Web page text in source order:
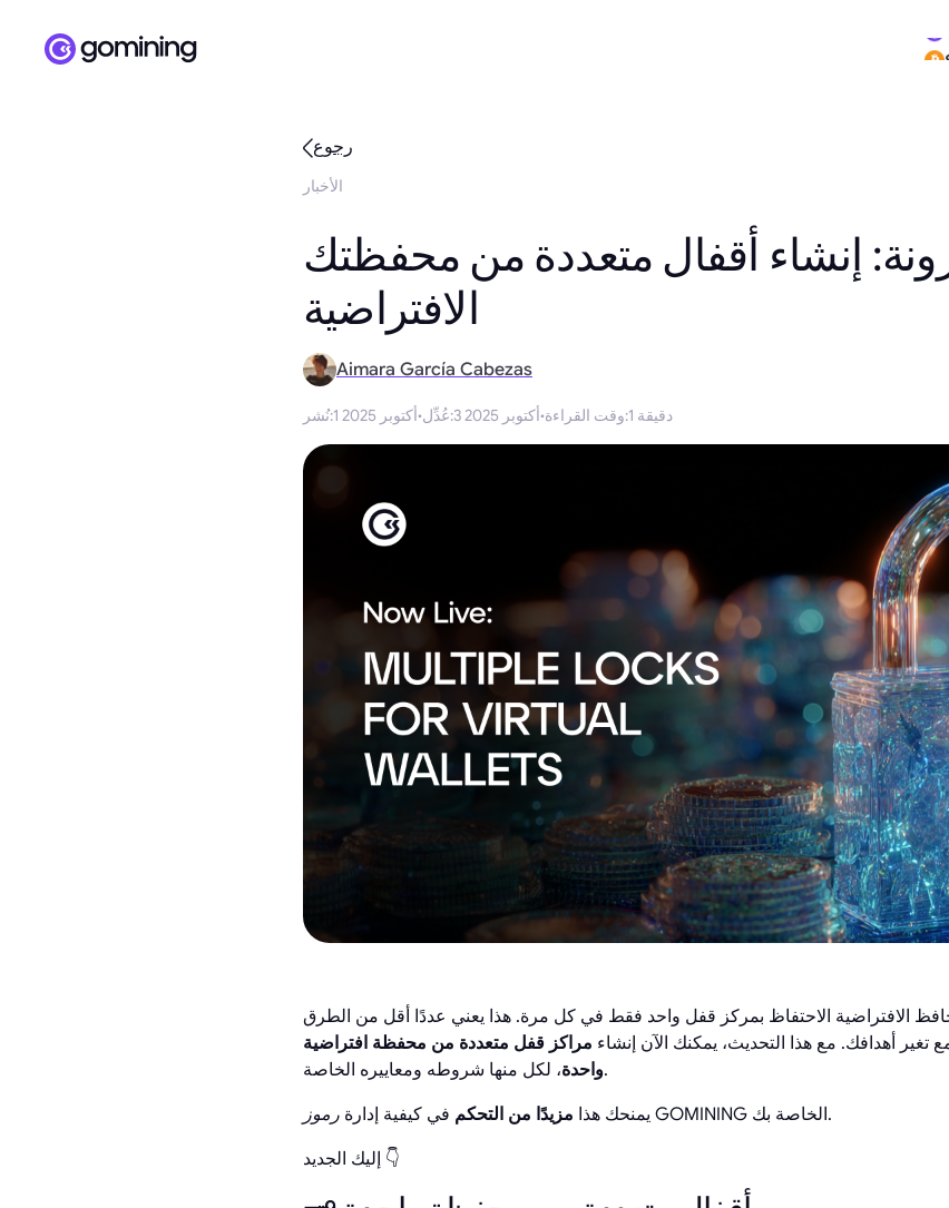
رجوع
الأخبار
إنشاء أقفال متعددة من محفظتك
الافتراضية
Aimara García Cabezas
نُشر: 1 أكتوبر 2025·عُدِّل: 3 أكتوبر 2025·وقت القراءة: 1 دقيقة
الافتراضية الاحتفاظ بمركز قفل واحد فقط في كل مرة. هذا يعني عددًا أقل من الطرق
أهدافك. مع هذا التحديث، يمكنك الآن إنشاء مراكز قفل متعددة من محفظة افتراضية
واحدة، لكل منها شروطه ومعاييره الخاصة.
يمنحك هذا مزيدًا من التحكم في كيفية إدارة رموز
GOMINING الخاصة بك.
إليك الجديد 👇